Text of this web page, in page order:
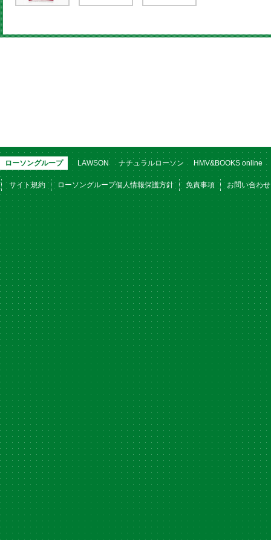
ローソングループ LAWSON ナチュラルローソン HMV&BOOKS online
サイト規約 ローソングループ個人情報保護方針 免責事項 お問い合わせ